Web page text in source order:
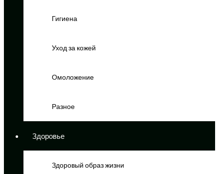
Гигиена
Уход за кожей
Омоложение
Разное
Здоровье
Здоровый образ жизни